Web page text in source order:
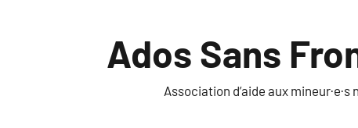
Ados Sans
Association d’aide aux mineur·e·s